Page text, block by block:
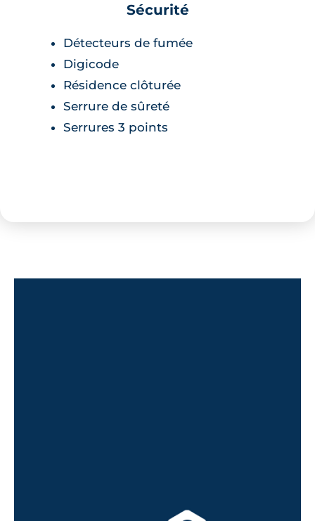
Sécurité
Détecteurs de fumée
Digicode
Résidence clôturée
Serrure de sûreté
Serrures 3 points